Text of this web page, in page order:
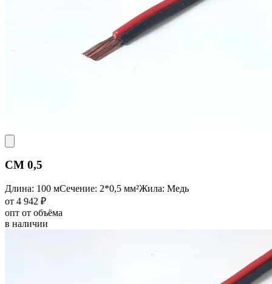
CM 0,5
Длина: 100 мСечение: 2*0,5 мм²Жила: Медь
от 4 942 ₽
опт от объёма
в наличии